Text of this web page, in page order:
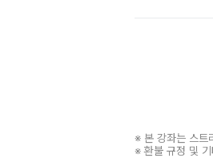
※ 본 강좌는 스트
※ 환불 규정 및